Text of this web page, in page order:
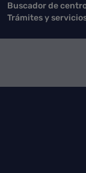
Buscador de
Trámites y